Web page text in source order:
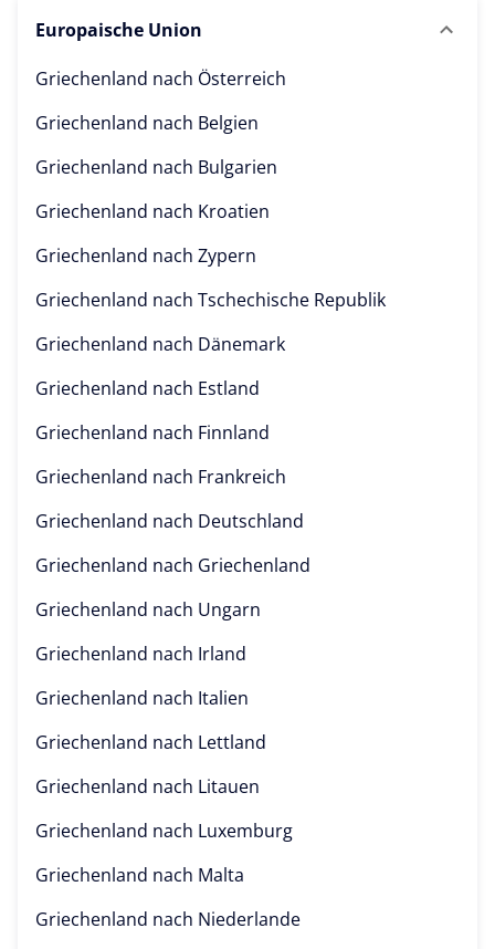
Europaische Union
Griechenland nach Österreich
Griechenland nach Belgien
Griechenland nach Bulgarien
Griechenland nach Kroatien
Griechenland nach Zypern
Griechenland nach Tschechische Republik
Griechenland nach Dänemark
Griechenland nach Estland
Griechenland nach Finnland
Griechenland nach Frankreich
Griechenland nach Deutschland
Griechenland nach Griechenland
Griechenland nach Ungarn
Griechenland nach Irland
Griechenland nach Italien
Griechenland nach Lettland
Griechenland nach Litauen
Griechenland nach Luxemburg
Griechenland nach Malta
Griechenland nach Niederlande